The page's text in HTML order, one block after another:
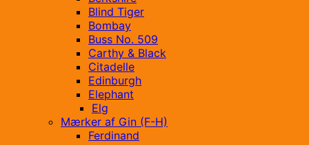
Blind Tiger
Bombay
Buss No. 509
Carthy & Black
Citadelle
Edinburgh
Elephant
Elg
Mærker af Gin (F-H)
Ferdinand